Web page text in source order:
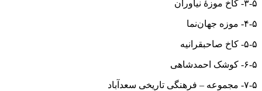
۳-۵- کاخ موزهٔ نیاوران
۴-۵- موزه جهان‌نما
۵-۵- کاخ صاحبقرانیه
۶-۵- کوشک احمدشاهی
۷-۵- مجموعه – فرهنگی تاریخی سعدآباد